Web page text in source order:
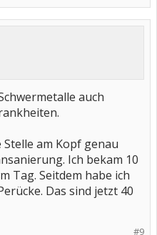
auch
am Kopf genau
Ich bekam 10
Tag. Seitdem habe ich
Das sind jetzt 40
#9